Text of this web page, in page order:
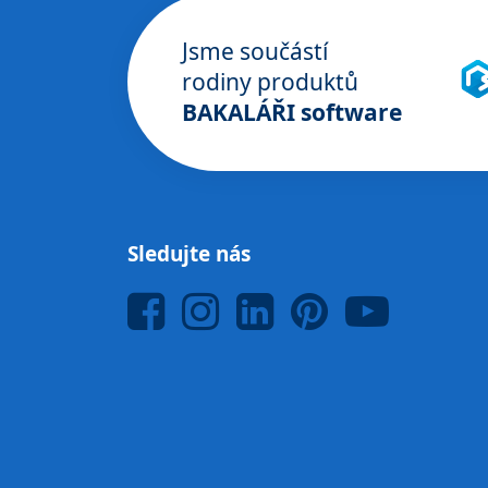
Jsme součástí
rodiny produktů
BAKALÁŘI software
Sledujte nás